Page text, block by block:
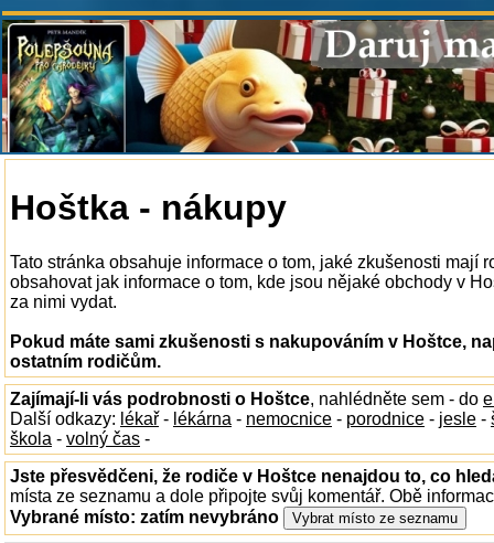
Hoštka - nákupy
Tato stránka obsahuje informace o tom, jaké zkušenosti mají
obsahovat jak informace o tom, kde jsou nějaké obchody v
za nimi vydat.
Pokud máte sami zkušenosti s nakupováním v Hoštce,
ostatním rodičům.
Zajímají-li vás podrobnosti o Hoštce, nahlédněte sem - do
Další odkazy: lékař - lékárna - nemocnice - porodnice - jesle -
škola - volný čas -
Jste přesvědčeni, že rodiče v Hoštce nenajdou to, co
místa ze seznamu a dole připojte svůj komentář. Obě
Vybrané místo: zatím nevybráno